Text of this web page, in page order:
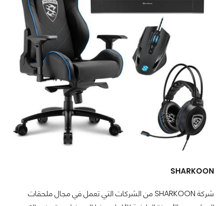
SHARKOON
شركة SHARKOON من الشركات التي تعمل في مجال ملحقات